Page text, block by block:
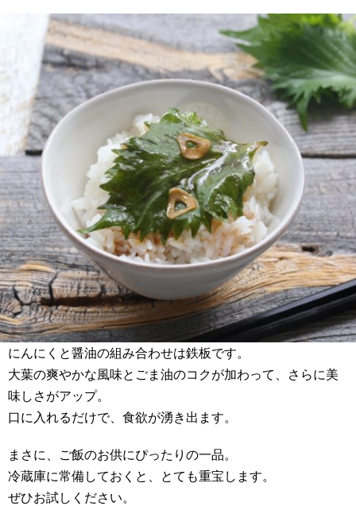
にんにくと醤油の組み合わせは鉄板です。
大葉の爽やかな風味とごま油のコクが加わって、さらに美
味しさがアップ。
口に入れるだけで、食欲が湧き出ます。
まさに、ご飯のお供にぴったりの一品。
冷蔵庫に常備しておくと、とても重宝します。
ぜひお試しください。